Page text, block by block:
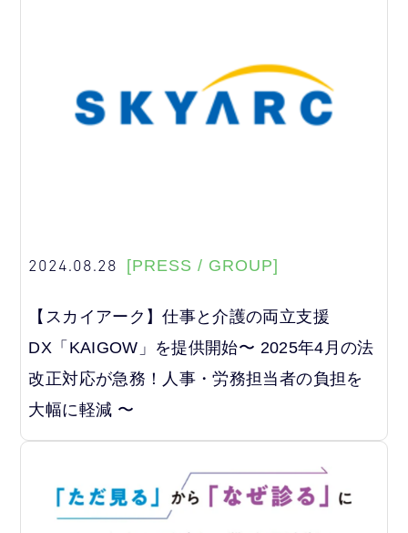
2024.08.28 [PRESS / GROUP]
【スカイアーク】仕事と介護の両立支援
DX「KAIGOW」を提供開始〜 2025年4月の法
改正対応が急務！人事・労務担当者の負担を
大幅に軽減 〜